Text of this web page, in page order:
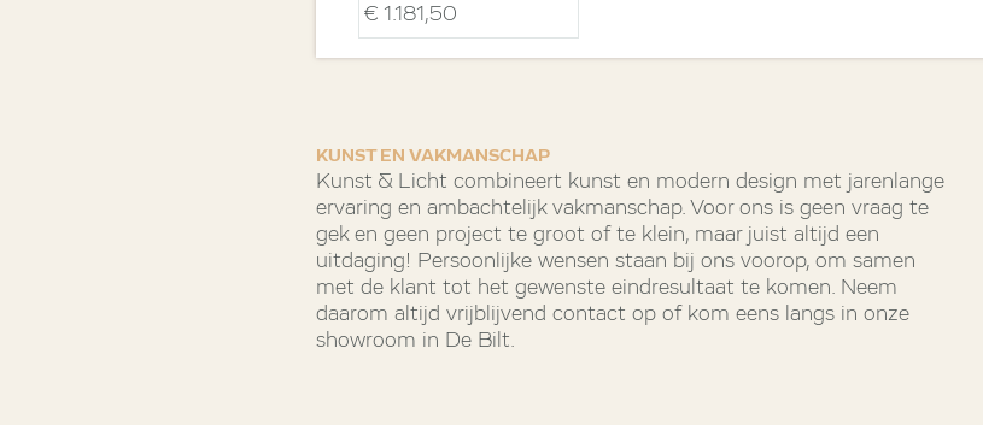
KATHEDRAAL
€ 1.181,50
KUNST EN VAKMANSCHAP
Kunst & Licht combineert kunst en modern design met jarenlange
ervaring en ambachtelijk vakmanschap. Voor ons is geen vraag te
gek en geen project te groot of te klein, maar juist altijd een
uitdaging! Persoonlijke wensen staan bij ons voorop, om samen
met de klant tot het gewenste eindresultaat te komen. Neem
daarom altijd vrijblijvend contact op of kom eens langs in onze
showroom in De Bilt.